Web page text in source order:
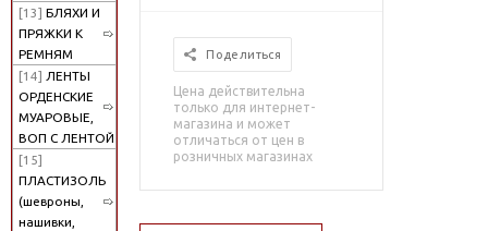
[13] БЛЯХИ И
ПРЯЖКИ К
РЕМНЯМ
[14] ЛЕНТЫ
ОРДЕНСКИЕ
МУАРОВЫЕ,
ВОП С ЛЕНТОЙ
[15]
ПЛАСТИЗОЛЬ
(шевроны,
нашивки,
Поделиться
Цена действительна
только для интернет-
магазина и может
отличаться от цен в
розничных магазинах